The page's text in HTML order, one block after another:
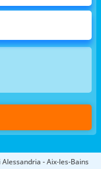
Alessandria - Aix-les-Bains